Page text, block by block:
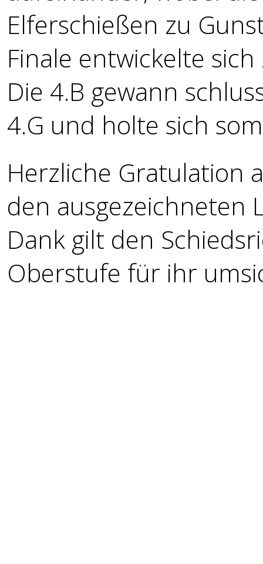
Elferschießen zu
Finale entwickelte
Die 4.B gewann
4.G und holte sich
Herzliche Gratulation
den ausgezeichneten
Dank gilt den
Oberstufe für ihr